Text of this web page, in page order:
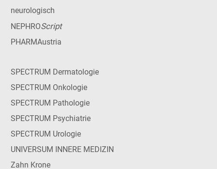
neurologisch
NEPHROScript
PHARMAustria
SPECTRUM Dermatologie
SPECTRUM Onkologie
SPECTRUM Pathologie
SPECTRUM Psychiatrie
SPECTRUM Urologie
UNIVERSUM INNERE MEDIZIN
Zahn Krone